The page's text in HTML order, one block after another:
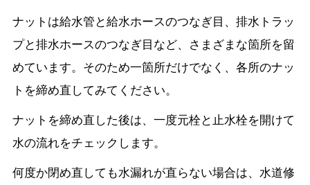
ナットは給水管と給水ホースのつなぎ目、排水トラッ
プと排水ホースのつなぎ目など、さまざまな箇所を留
めています。そのため一箇所だけでなく、各所のナッ
トを締め直してみてください。
ナットを締め直した後は、一度元栓と止水栓を開けて
水の流れをチェックします。
何度か閉め直しても水漏れが直らない場合は、水道修